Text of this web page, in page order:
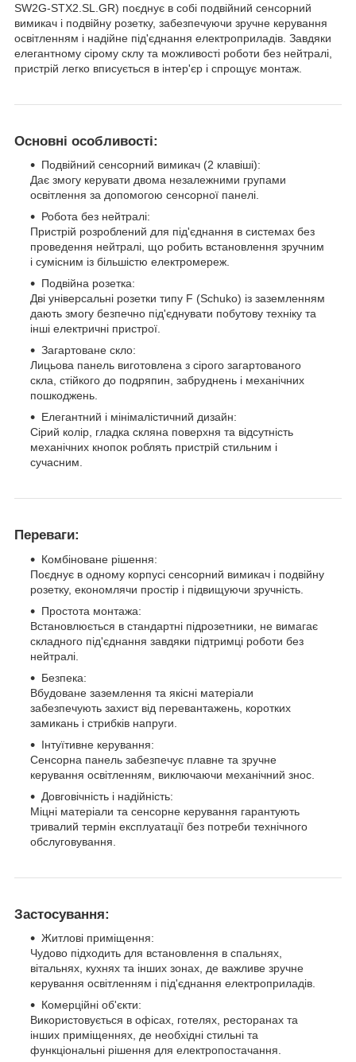
SW2G-STX2.SL.GR) поєднує в собі подвійний сенсорний
вимикач і подвійну розетку, забезпечуючи зручне керування
освітленням і надійне під'єднання електроприладів. Завдяки
елегантному сірому склу та можливості роботи без нейтралі,
пристрій легко вписується в інтер'єр і спрощує монтаж.
Основні особливості:
Подвійний сенсорний вимикач (2 клавіші):
Дає змогу керувати двома незалежними групами
освітлення за допомогою сенсорної панелі.
Робота без нейтралі:
Пристрій розроблений для під'єднання в системах без
проведення нейтралі, що робить встановлення зручним
і сумісним із більшістю електромереж.
Подвійна розетка:
Дві універсальні розетки типу F (Schuko) із заземленням
дають змогу безпечно під'єднувати побутову техніку та
інші електричні пристрої.
Загартоване скло:
Лицьова панель виготовлена з сірого загартованого
скла, стійкого до подряпин, забруднень і механічних
пошкоджень.
Елегантний і мінімалістичний дизайн:
Сірий колір, гладка скляна поверхня та відсутність
механічних кнопок роблять пристрій стильним і
сучасним.
Переваги:
Комбіноване рішення:
Поєднує в одному корпусі сенсорний вимикач і подвійну
розетку, економлячи простір і підвищуючи зручність.
Простота монтажа:
Встановлюється в стандартні підрозетники, не вимагає
складного під'єднання завдяки підтримці роботи без
нейтралі.
Безпека:
Вбудоване заземлення та якісні матеріали
забезпечують захист від перевантажень, коротких
замикань і стрибків напруги.
Інтуїтивне керування:
Сенсорна панель забезпечує плавне та зручне
керування освітленням, виключаючи механічний знос.
Довговічність і надійність:
Міцні матеріали та сенсорне керування гарантують
тривалий термін експлуатації без потреби технічного
обслуговування.
Застосування:
Житлові приміщення:
Чудово підходить для встановлення в спальнях,
вітальнях, кухнях та інших зонах, де важливе зручне
керування освітленням і під'єднання електроприладів.
Комерційні об'єкти:
Використовується в офісах, готелях, ресторанах та
інших приміщеннях, де необхідні стильні та
функціональні рішення для електропостачання.